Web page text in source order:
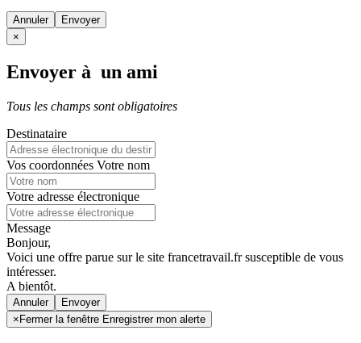
Annuler
×
Envoyer à un ami
Tous les champs sont obligatoires
Destinataire
Vos coordonnées Votre nom
Votre adresse électronique
Message
Bonjour,
Voici une offre parue sur le site francetravail.fr susceptible de vous
intéresser.
A bientôt.
Annuler
× Fermer la fenêtre Enregistrer mon alerte